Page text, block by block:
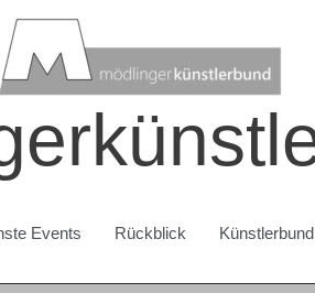
Events Rückblick Künstlerbund